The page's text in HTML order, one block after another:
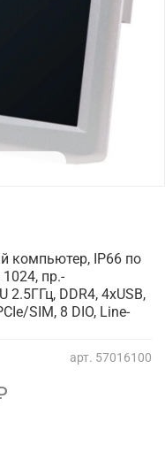
арт. 57016100
компьютер, IP66 по
пр.-
2.5ГГц, DDR4, 4xUSB,
SIM, 8 DIO, Line-